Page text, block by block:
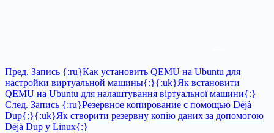
Пред. Запись {:ru}Как установить QEMU на Ubuntu для
настройки виртуальной машины{:}{:uk}Як встановити
QEMU на Ubuntu для налаштування віртуальної машини{:}
След. Запись {:ru}Резервное копирование с помощью Déjà
Dup{:}{:uk}Як створити резервну копію даних за допомогою
Déjà Dup у Linux{:}